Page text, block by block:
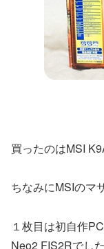
買ったのはMSI
ちなみにMSIのマ
１枚目は初自作
Neo2 FIS2Rでした